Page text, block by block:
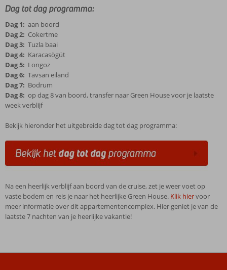
Dag tot dag programma:
Dag 1: aan boord
Dag 2: Cokertme
Dag 3: Tuzla baai
Dag 4: Karacasögüt
Dag 5: Longoz
Dag 6: Tavsan eiland
Dag 7: Bodrum
Dag 8: op dag 8 van boord, transfer naar Green House voor je laatste
week verblijf
Bekijk hieronder het uitgebreide dag tot dag programma:
Na een heerlijk verblijf aan boord van de cruise, zet je weer voet op
vaste bodem en reis je naar het heerlijke Green House. Klik hiervoor
meer informatie over dit appartementencomplex. Hier geniet je van de
laatste 7 nachten van je heerlijke vakantie!